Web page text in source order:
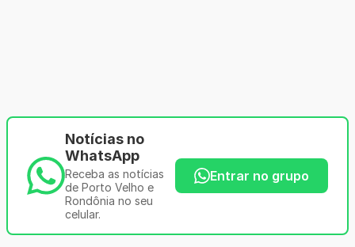
Notícias no
WhatsApp
Receba as notícias
de Porto Velho e
Rondônia no seu
celular.
Entrar no grupo